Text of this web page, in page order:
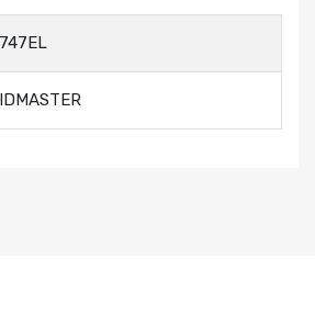
747EL